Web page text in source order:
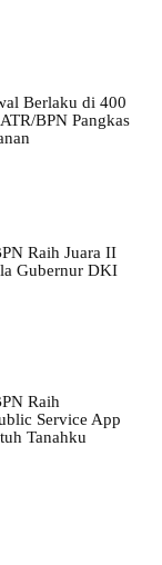
Berlaku di 400
BPN Pangkas
Raih Juara II
Gubernur DKI
Raih
Service App
Tanahku